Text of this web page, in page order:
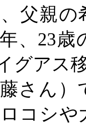
父親
、23
グアス
さん
コシや